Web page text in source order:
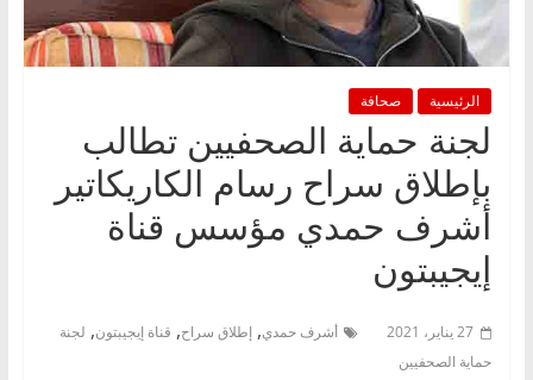
الرئيسية صحافة
لجنة حماية الصحفيين تطالب
بإطلاق سراح رسام الكاريكاتير
أشرف حمدي مؤسس قناة
إيجيبتون
27 يناير، 2021 أشرف حمدي, إطلاق سراح, قناة إيجيبتون, لجنة
حماية الصحفيين